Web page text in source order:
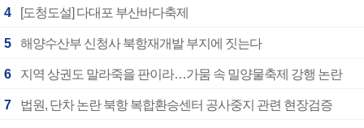
4 [도청도설] 다대포 부산바다축제
5 해양수산부 신청사 북항재개발 부지에 짓는다
6 지역 상권도 말라죽을 판이라…가뭄 속 밀양물축제 강행 논란
7 법원, 단차 논란 북항 복합환승센터 공사중지 관련 현장검증